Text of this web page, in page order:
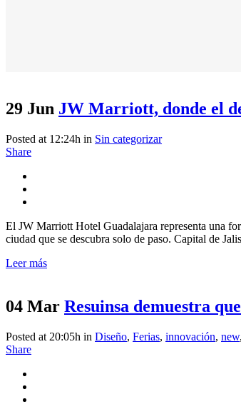
29 Jun JW Marriott, donde el
Posted at 12:24h in Sin categorizar
Share
El JW Marriott Hotel Guadalajara representa una
ciudad que se descubra solo de paso. Capital de
Leer más
04 Mar Resuinsa demuestra
Posted at 20:05h in Diseño, Ferias, innovación, new,
Share